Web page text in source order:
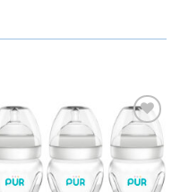
Adauga
in
Wishlist